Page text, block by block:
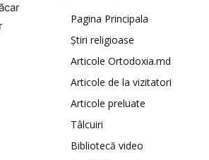
Pagina Principala
Știri religioase
Articole Ortodoxia.md
Articole de la vizitatori
Articole preluate
Tâlcuiri
Bibliotecă video